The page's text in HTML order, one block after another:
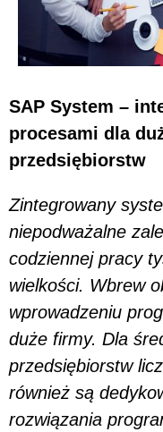
SAP System –
procesami dla
przedsiębiorstw
Zintegrowany
niepodważalne
codziennej pracy
wielkości. Wbrew
wprowadzeniu
duże firmy. Dla
przedsiębiorstw
również są
rozwiązania